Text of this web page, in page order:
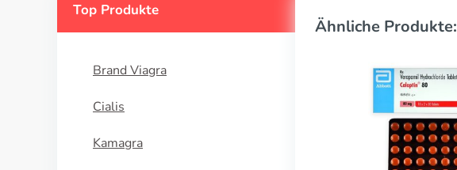
Top Produkte
Brand Viagra
Cialis
Kamagra
Ähnliche Produkte: